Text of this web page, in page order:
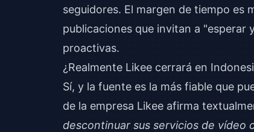
seguidores. El margen de tiempo es
publicaciones que invitan a "esperar
proactivas.
¿Realmente Likee cerrará en
Sí, y la fuente es la más fiable que
de la empresa Likee afirma
descontinuar sus servicios de vídeo